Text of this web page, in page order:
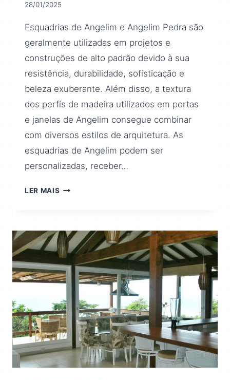
28/01/2025
Esquadrias de Angelim e Angelim Pedra são
geralmente utilizadas em projetos e
construções de alto padrão devido à sua
resistência, durabilidade, sofisticação e
beleza exuberante. Além disso, a textura
dos perfis de madeira utilizados em portas
e janelas de Angelim consegue combinar
com diversos estilos de arquitetura. As
esquadrias de Angelim podem ser
personalizadas, receber…
LER MAIS